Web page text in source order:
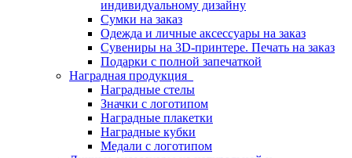
индивидуальному дизайну
Сумки на заказ
Одежда и личные аксессуары на заказ
Сувениры на 3D-принтере. Печать на заказ
Подарки с полной запечаткой
Наградная продукция
Наградные стелы
Значки с логотипом
Наградные плакетки
Наградные кубки
Медали с логотипом